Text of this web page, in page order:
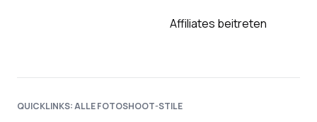
Affiliates beitreten
QUICKLINKS: ALLE FOTOSHOOT-STILE